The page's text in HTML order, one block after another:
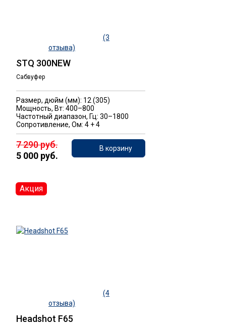
(3
отзыва)
STQ 300NEW
Сабвуфер
Размер, дюйм (мм): 12 (305)
Мощность, Вт: 400–800
Частотный диапазон, Гц: 30–1800
Сопротивление, Ом: 4 + 4
7 290 руб.
5 000 руб.
В корзину
(4
отзыва)
Headshot F65
Акция